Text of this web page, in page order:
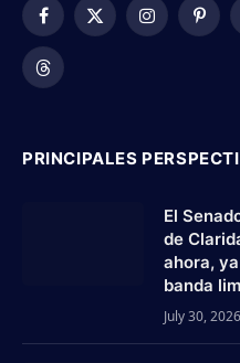
Facebook
X
Instagram
Threads
PRINCIPALES
El
de
ahora,
banda
July 30, 2026